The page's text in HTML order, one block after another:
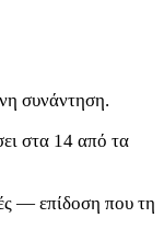
συνάντηση.
στα 14 από τα
— επίδοση που τη